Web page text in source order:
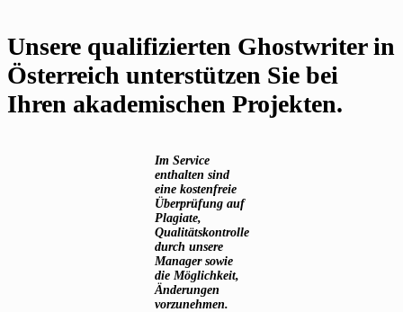
Unsere qualifizierten Ghostwriter in
Österreich unterstützen Sie bei
Ihren akademischen Projekten.
Im Service
enthalten sind
eine kostenfreie
Überprüfung auf
Plagiate,
Qualitätskontrolle
durch unsere
Manager sowie
die Möglichkeit,
Änderungen
vorzunehmen.